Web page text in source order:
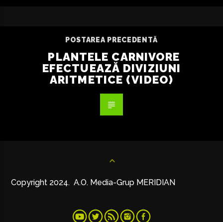
POSTAREA PRECEDENTĂ
PLANTELE CARNIVORE
EFECTUEAZĂ DIVIZIUNI
ARITMETICE (VIDEO)
Copyright 2024. A.O. Media-Grup MERIDIAN